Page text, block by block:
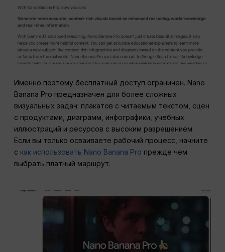
Именно поэтому бесплатный доступ ограничен. Nano
Banana Pro предназначен для более сложных
визуальных задач: плакатов с читаемым текстом, сцен
с продуктами, диаграмм, инфографики, учебных
иллюстраций и ресурсов с высоким разрешением.
Если вы только осваиваете рабочий процесс, начните
с как использовать Nano Banana Pro прежде чем
выбрать платный маршрут.